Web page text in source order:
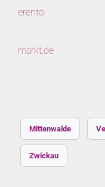
erento
markt.de
Mittenwalde
Zwickau